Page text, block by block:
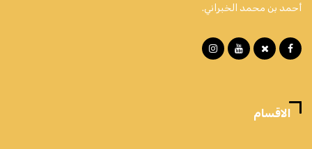
أحمد بن محمد الخبراني.
الاقسام